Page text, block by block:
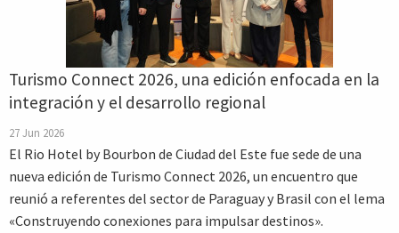
Turismo Connect 2026, una edición enfocada en la
integración y el desarrollo regional
27 Jun 2026
El Rio Hotel by Bourbon de Ciudad del Este fue sede de una
nueva edición de Turismo Connect 2026, un encuentro que
reunió a referentes del sector de Paraguay y Brasil con el lema
«Construyendo conexiones para impulsar destinos».